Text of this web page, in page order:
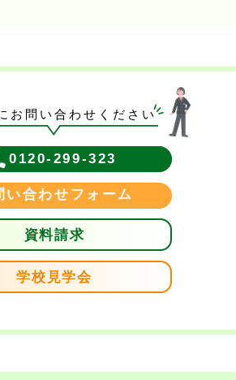
お問い合わせください
0120-299-323
い合わせフォーム
資料請求
学校見学会